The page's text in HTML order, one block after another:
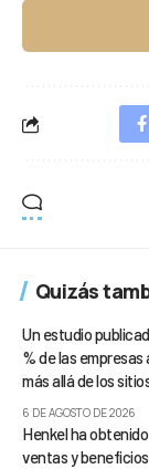
Quizás
Un estudio
% de las
más allá de los
6 DE AGOSTO DE 2026
Henkel ha
ventas y